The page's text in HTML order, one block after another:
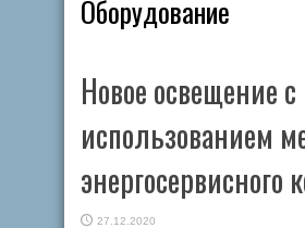
Оборудование
Новое освещение с
использованием
энергосервисного
27.12.2020